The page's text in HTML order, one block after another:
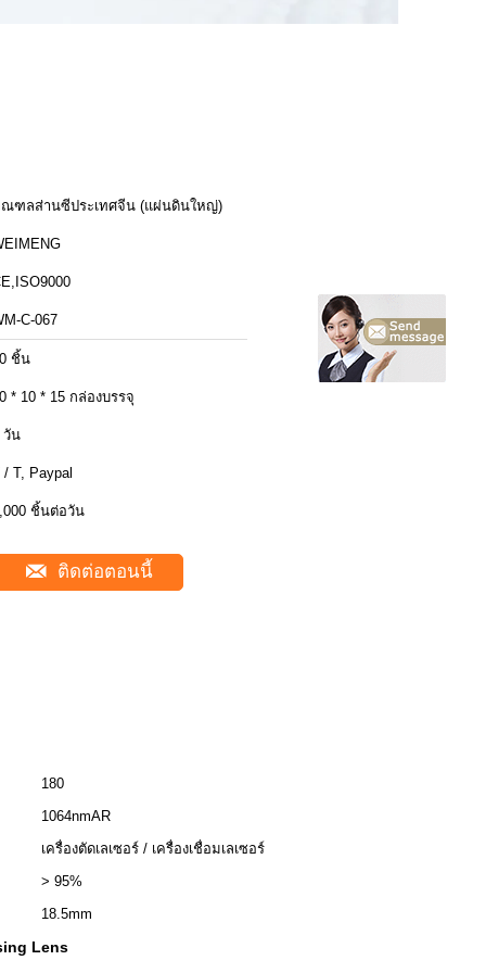
ฑลส่านซีประเทศจีน (แผ่นดินใหญ่)
C-067
ชิ้น
* 10 * 15 กล่องบรรจุ
วัน
/ T, Paypal
ชิ้นต่อวัน
ติดต่อตอนนี้
180
1064nmAR
เครื่องตัดเลเซอร์ / เครื่องเชื่อมเลเซอร์
> 95%
18.5mm
Lens